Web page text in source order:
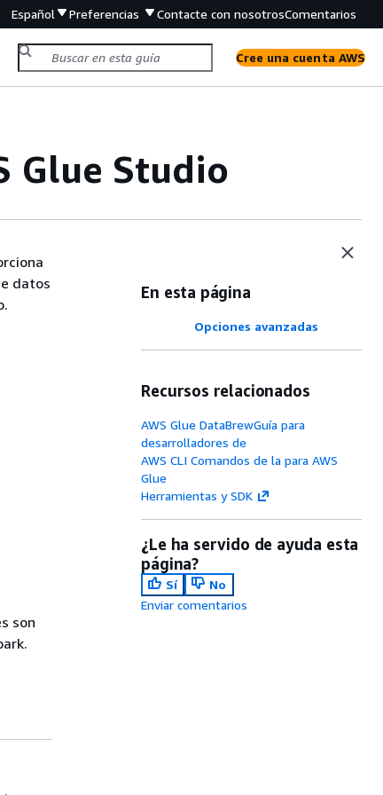
Español Preferencias Contacte con nosotrosComentarios
Cree una cuenta AWS
Glue Studio
datos
son
En esta página
Opciones avanzadas
Recursos relacionados
AWS Glue DataBrewGuía para
desarrolladores de
AWS CLI Comandos de la para AWS
Glue
Herramientas y SDK
¿Le ha servido de ayuda esta
página?
Sí
No
Enviar comentarios